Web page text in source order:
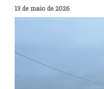
13 de maio de 2026